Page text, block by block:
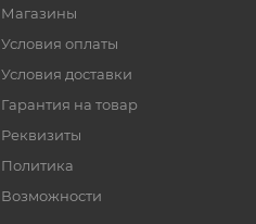
Магазины
Условия оплаты
Условия доставки
Гарантия на товар
Реквизиты
Политика
Возможности